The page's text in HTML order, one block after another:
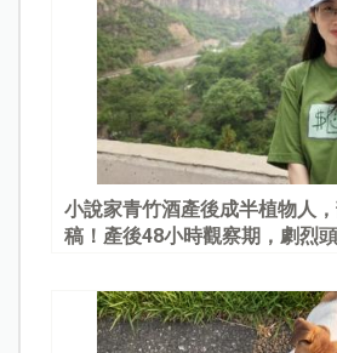
小說家青竹酒產後成半植物人
稿！產後48小時觀察期，劇烈